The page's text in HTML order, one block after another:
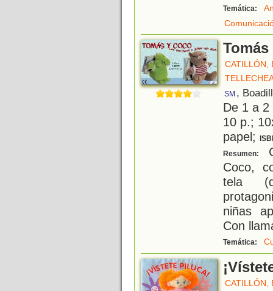
Temática:
CATILLÓN,
SM ,
De 1 a
10 p.;
papel;
Resumen:
Coco,
tela
niñas
Con
Temática:
CATILLÓN,